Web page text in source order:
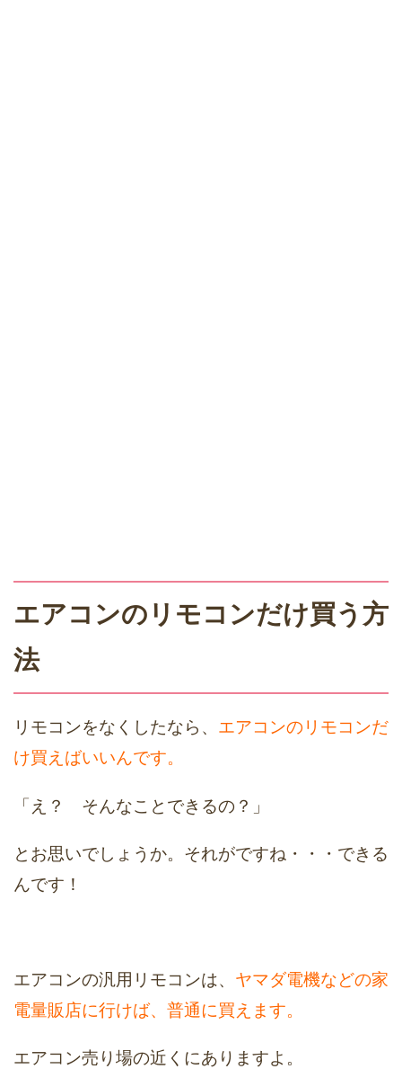
エアコンのリモコンだけ買う方
法
リモコンをなくしたなら、 エアコンのリモコンだ
け買えばいいんです。
「え？ そんなことできるの？」
とお思いでしょうか。それがですね・・・できる
んです！
エアコンの汎用リモコンは、 ヤマダ電機などの家
電量販店に行けば、普通に買えます。
エアコン売り場の近くにありますよ。